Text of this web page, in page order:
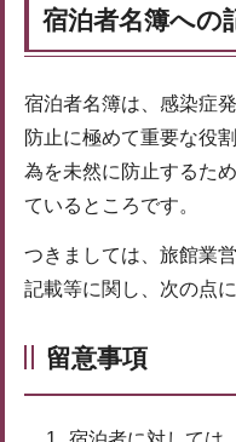
宿泊者名簿への
宿泊者名簿は、感染症
防止に極めて重要な役
為を未然に防止するた
ているところです。
つきましては、旅館業
記載等に関し、次の点
留意事項